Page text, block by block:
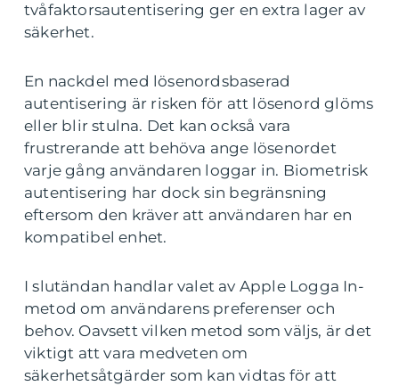
tvåfaktorsautentisering ger en extra lager av
säkerhet.
En nackdel med lösenordsbaserad
autentisering är risken för att lösenord glöms
eller blir stulna. Det kan också vara
frustrerande att behöva ange lösenordet
varje gång användaren loggar in. Biometrisk
autentisering har dock sin begränsning
eftersom den kräver att användaren har en
kompatibel enhet.
I slutändan handlar valet av Apple Logga In-
metod om användarens preferenser och
behov. Oavsett vilken metod som väljs, är det
viktigt att vara medveten om
säkerhetsåtgärder som kan vidtas för att